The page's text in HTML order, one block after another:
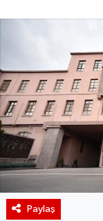
Paylaş
BIST 100
Coin Isı
Ekonomik
Kiripto Para
Gizlilik